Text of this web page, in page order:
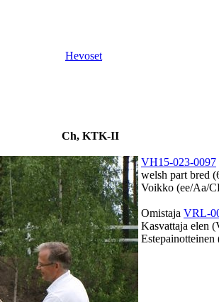
Hevoset
Ch, KTK-II
VH15-023-0097
welsh part bred
Voikko (ee/Aa/
Omistaja VRL-
Kasvattaja elen
Estepainotteinen